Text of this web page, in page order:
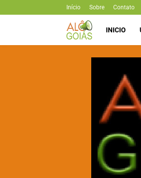
Início Sobre Contato
INICIO